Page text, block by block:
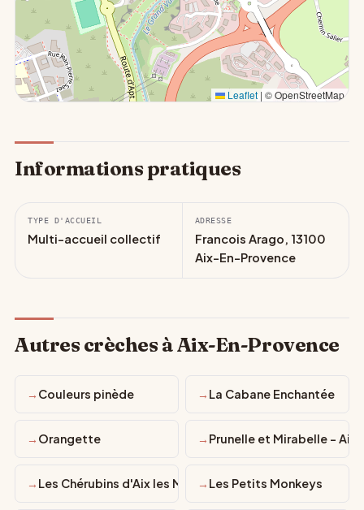
Leaflet | © OpenStreetMap
Informations pratiques
TYPE D'ACCUEIL
Multi-accueil collectif
ADRESSE
Francois Arago, 13100
Aix-En-Provence
Autres crèches à Aix-En-Provence
Couleurs pinède La Cabane Enchantée
Orangette Prunelle et Mirabelle - Aix
Les Chérubins d'Aix les Milles Les Petits Monkeys